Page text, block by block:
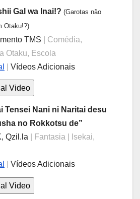
Gal wa Inai!? (Garotas não
Otaku!?)
TMS
| Comédia,
Otaku, Escola
Vídeos Adicionais
Tensei Nani ni Naritai desu
no Rokkotsu de”
Qzil.la
| Fantasia | Isekai,
Vídeos Adicionais